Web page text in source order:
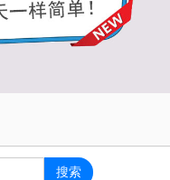
搜索